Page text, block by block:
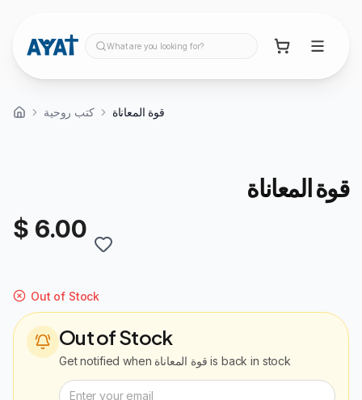
What are you looking for?
كتب روحية قوة المعاناة
قوة المعاناة
$ 6.00
Out of Stock
Out of Stock
Get notified when قوة المعاناة is back in stock